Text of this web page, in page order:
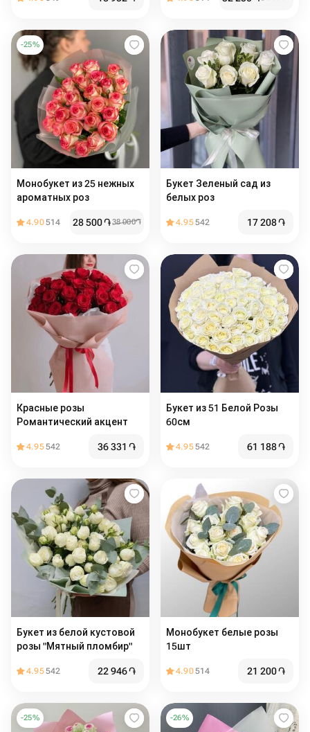
-25%
Монобукет из 25 нежных
ароматных роз
4.90514 28 500֏38 000֏
Букет Зеленый сад из
белых роз
4.95542 17 208֏
Красные розы
Романтический акцент
4.95542 36 331 ֏
Букет из 51 Белой Розы
60см
4.95542 61 188֏
Букет из белой кустовой
розы "Мятный пломбир"
4.95542 22 946֏
Монобукет белые розы
15шт
4.90514 21 200֏
-25% -26%